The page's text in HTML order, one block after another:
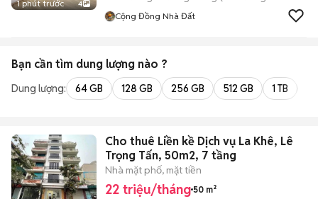
1 phút trước 4
Cộng Đồng Nhà Đất
Bạn cần tìm dung lượng nào ?
Dung lượng: 64 GB 128 GB 256 GB 512 GB 1 TB
Cho thuê Liền kề Dịch vụ La Khê, Lê
Trọng Tấn, 50m2, 7 tầng
Nhà mặt phố, mặt tiền
22 triệu/tháng 50 m²